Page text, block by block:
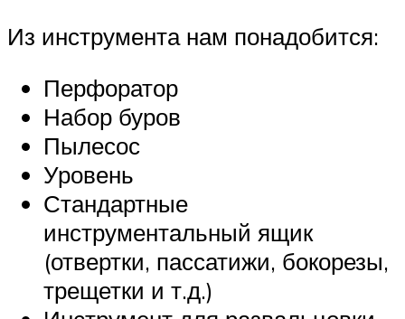
Из инструмента нам понадобится:
Перфоратор
Набор буров
Пылесос
Уровень
Стандартные
инструментальный ящик
(отвертки, пассатижи, бокорезы,
трещетки и т.д.)